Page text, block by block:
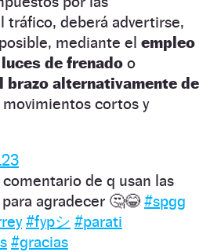
tráfico, deberá advertirse,
mediante el empleo
de frenado o
brazo alternativamente de
cortos y
comentario de q usan las
agradecer 🤔😂 #spgg
#fypシ #parati
#gracias